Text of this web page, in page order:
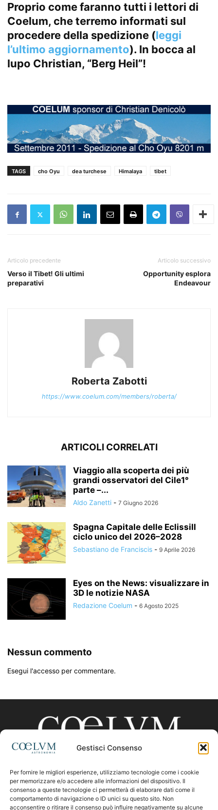
Gestisci Consenso
Per fornire le migliori esperienze, utilizziamo tecnologie come i cookie
per memorizzare e/o accedere alle informazioni del dispositivo. Il
consenso a queste tecnologie ci permetterà di elaborare dati come il
comportamento di navigazione o ID unici su questo sito. Non
acconsentire o ritirare il consenso può influire negativamente su alcune
Proprio come faranno tutti i lettori di
Coelum, che terremo informati sul
procedere della spedizione (leggi
l’ultimo aggiornamento). In bocca al
lupo Christian, “Berg Heil”!
TAGS cho Oyu dea turchese Himalaya tibet
Articolo precedente
Verso il Tibet! Gli ultimi
preparativi
Articolo successivo
Opportunity esplora
Endeavour
Roberta Zabotti
https://www.coelum.com/members/roberta/
ARTICOLI CORRELATI
Viaggio alla scoperta dei più
grandi osservatori del Cile1°
parte –...
Aldo Zanetti - 7 Giugno 2026
Spagna Capitale delle EclissiIl
ciclo unico del 2026–2028
Sebastiano de Franciscis - 9 Aprile 2026
Eyes on the News: visualizzare in
3D le notizie NASA
Redazione Coelum - 6 Agosto 2025
Nessun commento
Esegui l'accesso per commentare.
CHI SIAMO